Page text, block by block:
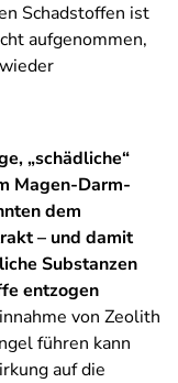
Schadstoffen ist
aufgenommen,
„schädliche“
Magen-Darm-
dem
– und damit
Substanzen
entzogen
von Zeolith
führen kann
auf die